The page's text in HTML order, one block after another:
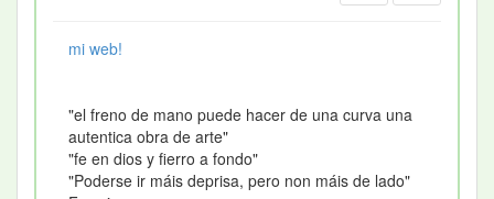
mi web!
"el freno de mano puede hacer de una curva una
autentica obra de arte"
"fe en dios y fierro a fondo"
"Poderse ir máis deprisa, pero non máis de lado"